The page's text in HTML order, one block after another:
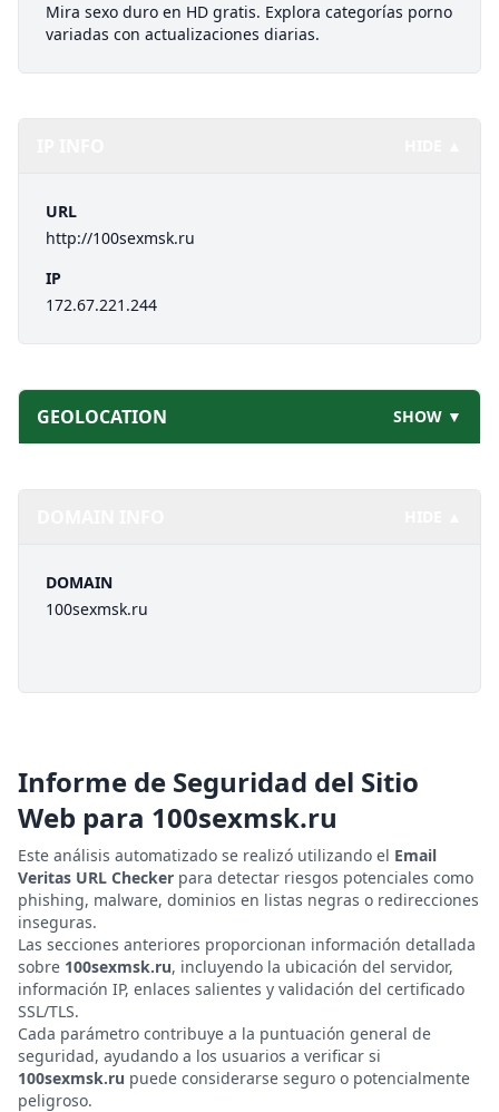
Mira sexo duro en HD gratis. Explora categorías porno
variadas con actualizaciones diarias.
URL
http://100sexmsk.ru
IP
172.67.221.244
GEOLOCATION SHOW ▼
DOMAIN
100sexmsk.ru
Informe de Seguridad del Sitio
Web para 100sexmsk.ru
Este análisis automatizado se realizó utilizando el Email
Veritas URL Checker para detectar riesgos potenciales como
phishing, malware, dominios en listas negras o redirecciones
inseguras.
Las secciones anteriores proporcionan información detallada
sobre 100sexmsk.ru, incluyendo la ubicación del servidor,
información IP, enlaces salientes y validación del certificado
SSL/TLS.
Cada parámetro contribuye a la puntuación general de
seguridad, ayudando a los usuarios a verificar si
100sexmsk.ru puede considerarse seguro o potencialmente
peligroso.